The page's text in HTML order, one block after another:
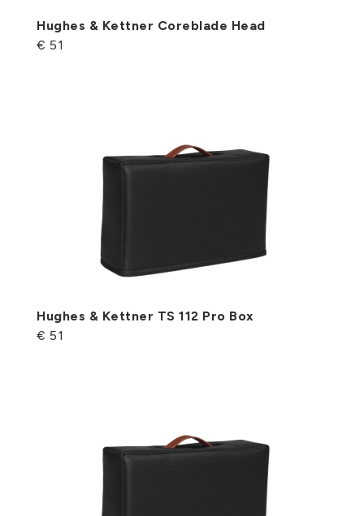
Hughes & Kettner Coreblade Head
€ 51
Hughes & Kettner TS 112 Pro Box
€ 51